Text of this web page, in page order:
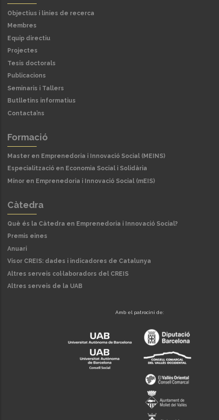
Objectius i línies de recerca
Membres
Equip directiu
Projectes
Tesis doctorals
Publicacions
Seminaris i Tallers
Butlletins informatius
Contacta’ns
Formació
Master en Emprenedoria i Innovació Social (MEINS)
Especialització en Economia Social i Solidària
Mínor en Emprenedoria i Innovació Social (mEIS)
Càtedra
Què és la Càtedra en Emprenedoria i Innovació Social?
Premis eines
Anuari
Visor CREIS: dades i indicadores de Catalunya
Altres serveis col·laboradors del CREIS
Altres serveis de la UAB
Amb el patrocini de: